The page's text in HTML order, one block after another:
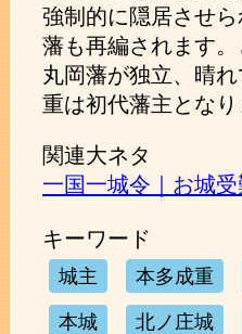
強制的に隠居させ
藩も再編されます
丸岡藩が独立、晴
重は初代藩主となり
関連大ネタ
一国一城令｜お城
キーワード
城主 本多成重
本城 北ノ庄城